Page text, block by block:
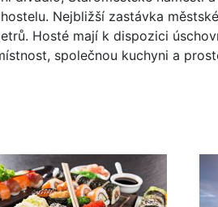
Nejbližší zastávka
Hosté mají k dispozici
společnou kuchyni a